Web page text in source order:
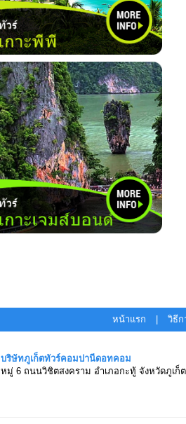
หน้าแรก วิธีก
บริษัทภูเก็ตทัวร์คอมปานีดอทคอม
หมู่ 6 ถนนวิชิตสงคราม อำเภอกะทู้ จังหวัดภูเก็ต